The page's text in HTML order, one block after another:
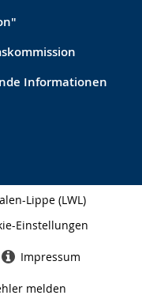
Informationen
Lippe (LWL)
Einstellungen
Impressum
melden